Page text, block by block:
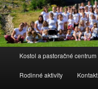
Skip to primary content
Skip to secondary content
Kostol a pastoračné centrum
Rodinné aktivity Kontakt